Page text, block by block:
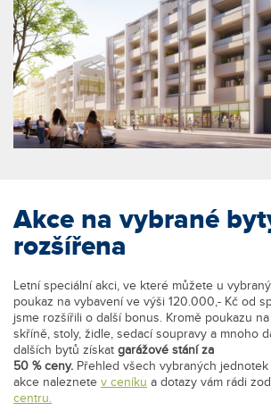
Akce na vybrané
rozšířena
Letní speciální akci, ve které můžete u
poukaz na vybavení ve výši 120.000,- Kč od
jsme rozšířili o další bonus. Kromě poukazu
skříně, stoly, židle, sedací soupravy a mnoho
dalších bytů získat garážové stání za
50 % ceny. Přehled všech vybraných
akce naleznete v ceníku a dotazy vám rádi
centru.